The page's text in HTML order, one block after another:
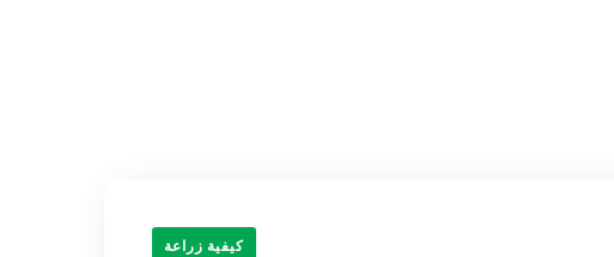
كيفية زراعة